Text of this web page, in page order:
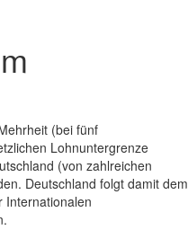
(bei fünf
Lohnuntergrenze
(von zahlreichen
Deutschland folgt damit dem
Internationalen